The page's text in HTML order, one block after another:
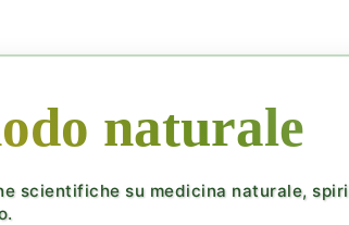
naturale
scientifiche su medicina naturale,